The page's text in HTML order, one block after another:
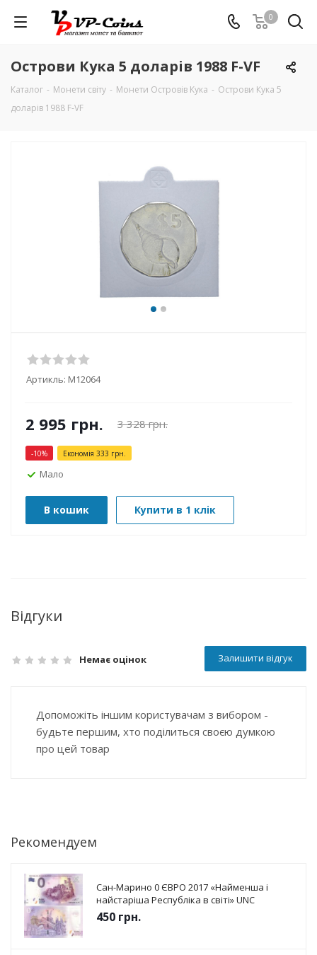
0
Острови Кука 5 доларів 1988 F-VF
Каталог - Монети світу - Монети Островів Кука - Острови Кука 5
доларів 1988 F-VF
Артикль: М12064
2 995 грн. 3 328грн.
-10% Економія 333 грн.
Мало
В кошик Купити в 1 клік
Відгуки
Немає оцінок Залишити відгук
Допоможіть іншим користувачам з вибором -
будьте першим, хто поділиться своєю думкою
про цей товар
Рекомендуем
Сан-Марино 0 ЄВРО 2017 «Найменша і
найстаріша Республіка в світі» UNC
450 грн.